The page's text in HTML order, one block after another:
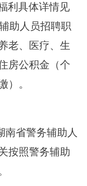
利具体详情见
助人员招聘职
老、医疗、生
房公积金（个
）。
南省警务辅助人
按照警务辅助